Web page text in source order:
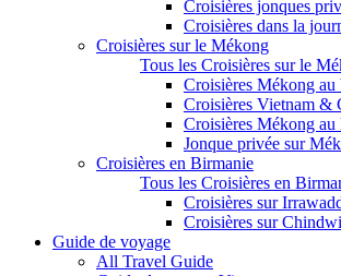
Croisières jonques
Croisières dans la
Croisières sur le Mékong
Tous les Croisières sur le
Croisières Mékong au
Croisières Vietnam &
Croisières Mékong au
Jonque privée sur
Croisières en Birmanie
Tous les Croisières en
Croisières sur
Croisières sur
Guide de voyage
All Travel Guide